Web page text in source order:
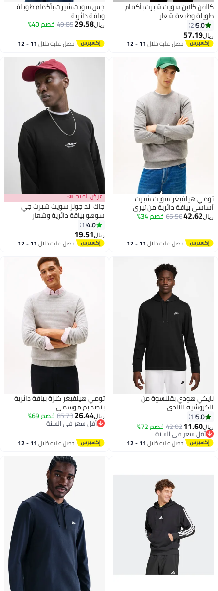
كالفن كلاين سويت شيرت بأكمام
طويلة وطبعة شعار
5.0
2
ريال57.19
احصل عليه خلال 11 - 12
جس سويت شيرت بأكمام طويلة
وياقة دائرية
ريال29.58
49.85خصم 40%
احصل عليه خلال 11 - 12
تومي هيلفيغر سويت شيرت
أساسي بياقة دائرية من تيري
ريال42.62
65.50خصم 34%
احصل عليه خلال 11 - 12
3
عرض الميجا 📣
جاك اند جونز سويت شيرت جي
سوهو بياقة دائرية وشعار
4.0
1
ريال19.51
احصل عليه خلال 11 - 12
4
نايكي هودي بقلنسوة من
الكروشيه للنادي
5.0
1
ريال11.60
42.02خصم 72%
أقل سعر في السنة
أقل سعر في السنة
احصل عليه خلال 11 - 12
تومي هيلفيغر كنزة بياقة دائرية
بتصميم موسمي
ريال26.44
85.73خصم 69%
أقل سعر في السنة
أقل سعر في السنة
احصل عليه خلال 11 - 12